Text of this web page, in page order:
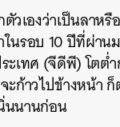
ตัวเองว่าเป็นลาห
นรอบ 10ปีที่ผ่าน
ะเทศ (จีดีพี) โตต่
ก้าวไปข้างหน้า
นนานก่อน